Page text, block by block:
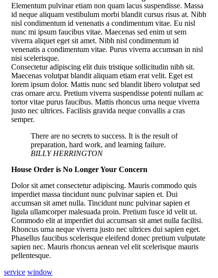
Elementum pulvinar etiam non quam lacus suspendisse. Massa
id neque aliquam vestibulum morbi blandit cursus risus at. Nibh
nisl condimentum id venenatis a condimentum vitae. Eu nisl
nunc mi ipsum faucibus vitae. Maecenas sed enim ut sem
viverra aliquet eget sit amet. Nibh nisl condimentum id
venenatis a condimentum vitae. Purus viverra accumsan in nisl
nisi scelerisque.
Consectetur adipiscing elit duis tristique sollicitudin nibh sit.
Maecenas volutpat blandit aliquam etiam erat velit. Eget est
lorem ipsum dolor. Mattis nunc sed blandit libero volutpat sed
cras ornare arcu. Pretium viverra suspendisse potenti nullam ac
tortor vitae purus faucibus. Mattis rhoncus urna neque viverra
justo nec ultrices. Facilisis gravida neque convallis a cras
semper.
There are no secrets to success. It is the result of
preparation, hard work, and learning failure.
BILLY HERRINGTON
House Order is No Longer Your Concern
Dolor sit amet consectetur adipiscing. Mauris commodo quis
imperdiet massa tincidunt nunc pulvinar sapien et. Dui
accumsan sit amet nulla. Tincidunt nunc pulvinar sapien et
ligula ullamcorper malesuada proin. Pretium fusce id velit ut.
Commodo elit at imperdiet dui accumsan sit amet nulla facilisi.
Rhoncus urna neque viverra justo nec ultrices dui sapien eget.
Phasellus faucibus scelerisque eleifend donec pretium vulputate
sapien nec. Mauris rhoncus aenean vel elit scelerisque mauris
pellentesque.
service window